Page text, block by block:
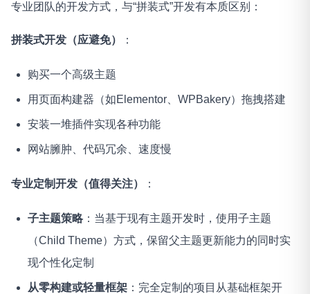
专业团队的开发方式，与“拼装式”开发有本质区别：
拼装式开发（应避免） ：
购买一个高级主题
用页面构建器（如Elementor、WPBakery）拖拽搭建
安装一堆插件实现各种功能
网站臃肿、代码冗余、速度慢
专业定制开发（值得关注） ：
子主题策略 ：当基于现有主题开发时，使用子主题
（Child Theme）方式，保留父主题更新能力的同时实
现个性化定制
从零构建或轻量框架 ：完全定制的项目从基础框架开